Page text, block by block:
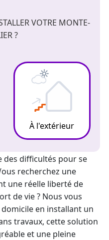
VOTRE MONTE-
?
À l'extérieur
des difficultés pour se
recherchez une
une réelle liberté de
de vie ? Nous vous
en installant un
travaux, cette solution
et une pleine